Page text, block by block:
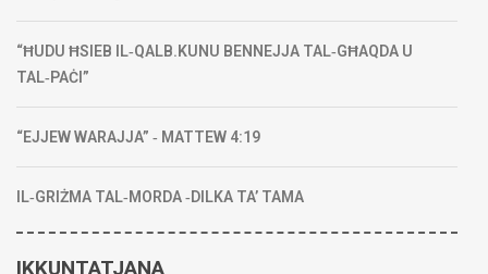
“ĦUDU ĦSIEB IL‑QALB.KUNU BENNEJJA TAL‑GĦAQDA U
TAL‑PAĊI”
“EJJEW WARAJJA” ‑ MATTEW 4:19
IL‑GRIŻMA TAL‑MORDA ‑DILKA TA’ TAMA
IKKUNTATJANA